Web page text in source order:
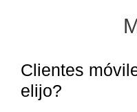
Clientes
elijo?